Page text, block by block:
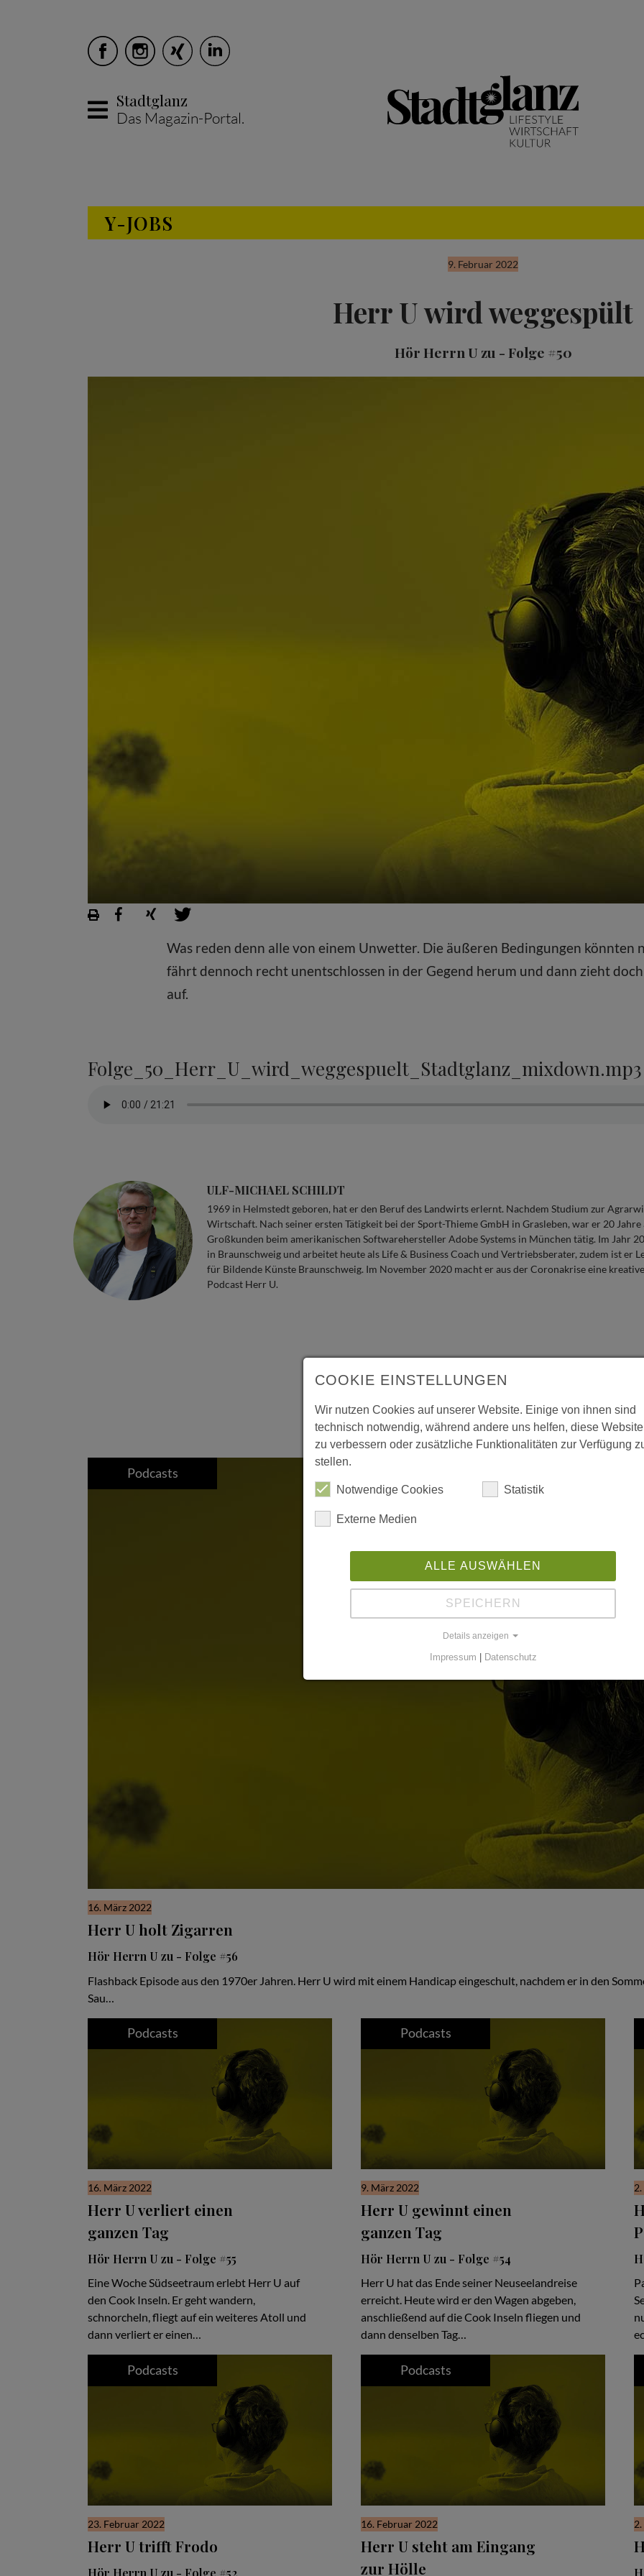
Stadtglanz
Das Magazin-Portal.
Y-JOBS
9. Februar 2022
Herr U wird weggespült
Hör Herrn U zu - Folge #50
Was reden denn alle von einem Unwetter. Die äußeren Bedingungen könnten
fährt dennoch recht unentschlossen in der Gegend herum und dann zieht
auf.
Folge_50_Herr_U_wird_weggespuelt_Stadtglanz_mixdown.mp3
ULF-MICHAEL SCHILDT
1969 in Helmstedt geboren, hat er den Beruf des Landwirts erlernt. Nachdem Studium zur
Wirtschaft. Nach seiner ersten Tätigkeit bei der Sport-Thieme GmbH in Grasleben, war er 20
Großkunden beim amerikanischen Softwarehersteller Adobe Systems in München tätig. Im Jahr
in Braunschweig und arbeitet heute als Life & Business Coach und Vertriebsberater, zudem ist er
für Bildende Künste Braunschweig. Im November 2020 macht er aus der Coronakrise eine
Podcast Herr U.
Mehr aus dieser Rubrik
Podcasts
16. März 2022
Herr U holt Zigarren
Hör Herrn U zu - Folge #56
Flashback Episode aus den 1970er Jahren. Herr U wird mit einem Handicap eingeschult, nachdem er in den
Sau…
Podcasts
16. März 2022
Herr U verliert einen
ganzen Tag
Hör Herrn U zu - Folge #55
Eine Woche Südseetraum erlebt Herr U auf
den Cook Inseln. Er geht wandern,
schnorcheln, fliegt auf ein weiteres Atoll und
dann verliert er einen…
Podcasts
9. März 2022
Herr U gewinnt einen
ganzen Tag
Hör Herrn U zu - Folge #54
Herr U hat das Ende seiner Neuseelandreise
erreicht. Heute wird er den Wagen abgeben,
anschließend auf die Cook Inseln fliegen und
dann denselben Tag…
Podcasts
23. Februar 2022
Herr U trifft Frodo
Hör Herrn U zu - Folge #52
Podcasts
16. Februar 2022
Herr U steht am Eingang
zur Hölle
COOKIE EINSTELLUNGEN
Wir nutzen Cookies auf unserer Website. Einige von ihnen sind
technisch notwendig, während andere uns helfen, diese Website
zu verbessern oder zusätzliche Funktionalitäten zur Verfügung
stellen.
Notwendige Cookies Statistik
Externe Medien
ALLE AUSWÄHLEN
SPEICHERN
Details anzeigen
Impressum | Datenschutz